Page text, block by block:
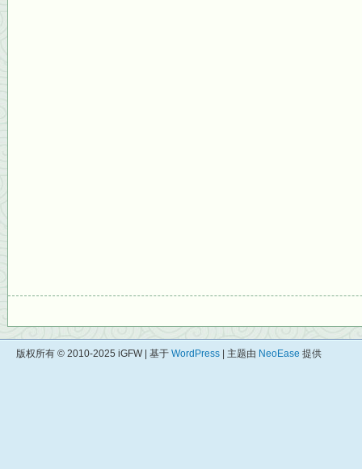
版权所有 © 2010-2025 iGFW | 基于 WordPress | 主题由 NeoEase 提供